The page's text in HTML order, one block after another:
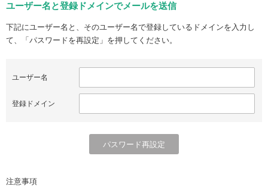
ユーザー名と登録ドメインでメールを送信
下記にユーザー名と、そのユーザー名で登録しているドメインを入力し
て、「パスワードを再設定」を押してください。
ユーザー名
登録ドメイン
注意事項